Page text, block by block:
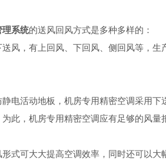
理系统的送风回风方式是多种多样的：
，有上回风、下回风、侧回风等，生
活动地板，机房专用精密空调采用下
此，机房专用精密空调应有足够的风量
可大大提高空调效率，同时还可以大